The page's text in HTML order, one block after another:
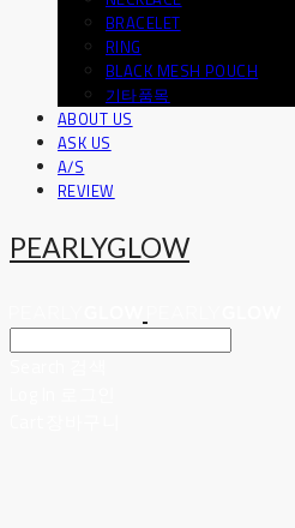
BRACELET
RING
BLACK MESH POUCH
기타품목
ABOUT US
ASK US
A/S
REVIEW
PEARLYGLOW